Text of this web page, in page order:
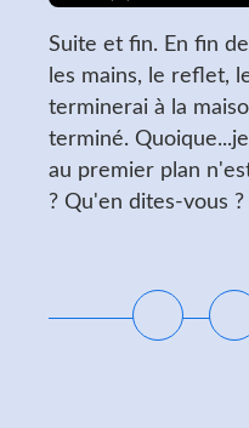
Suite et fin. En fin
les mains, le reflet,
terminerai à la
terminé.
au premier plan
? Qu'en dites-vous ?